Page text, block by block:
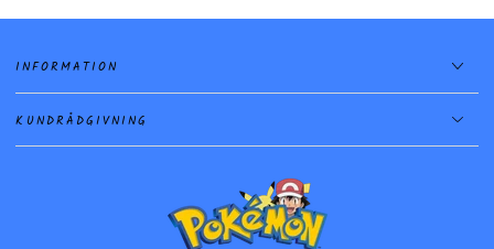
INFORMATION
KUNDRÅDGIVNING